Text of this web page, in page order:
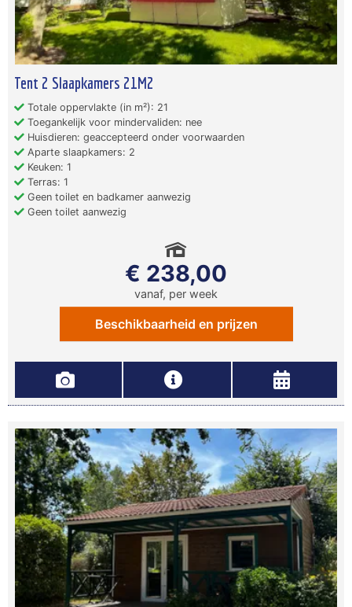
Tent 2 Slaapkamers 21M2
Totale oppervlakte (in m²): 21
Toegankelijk voor mindervaliden: nee
Huisdieren: geaccepteerd onder voorwaarden
Aparte slaapkamers: 2
Keuken: 1
Terras: 1
Geen toilet en badkamer aanwezig
Geen toilet aanwezig
€ 238,00
vanaf, per week
Beschikbaarheid en prijzen